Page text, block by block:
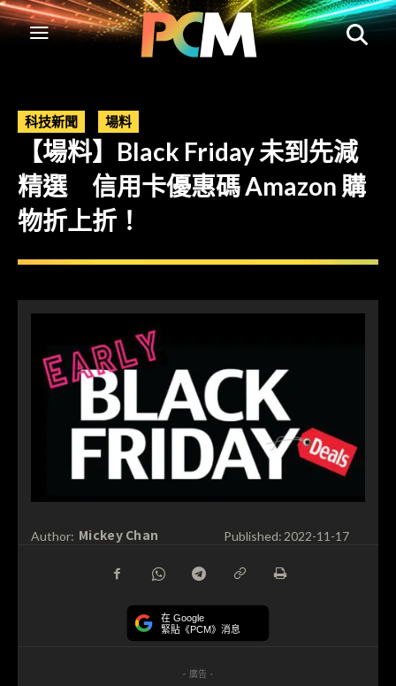
科技新聞 場料
【場料】Black Friday 未到先減
精選 信用卡優惠碼 Amazon 購
物折上折！
Author: Mickey Chan Published: 2022-11-17
在 Google
緊貼《PCM》消息
- 廣告 -